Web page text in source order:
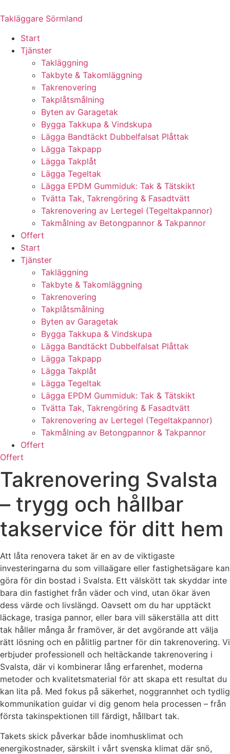
to
Takläggare Sörmland
Start
Tjänster
Takläggning
Takbyte & Takomläggning
Takrenovering
Takplåtsmålning
Byten av Garagetak
Bygga Takkupa & Vindskupa
Lägga Bandtäckt Dubbelfalsat Plåttak
Lägga Takpapp
Lägga Takplåt
Lägga Tegeltak
Lägga EPDM Gummiduk: Tak & Tätskikt
Tvätta Tak, Takrengöring & Fasadtvätt
Takrenovering av Lertegel (Tegeltakpannor)
Takmålning av Betongpannor & Takpannor
Offert
Start
Tjänster
Takläggning
Takbyte & Takomläggning
Takrenovering
Takplåtsmålning
Byten av Garagetak
Bygga Takkupa & Vindskupa
Lägga Bandtäckt Dubbelfalsat Plåttak
Lägga Takpapp
Lägga Takplåt
Lägga Tegeltak
Lägga EPDM Gummiduk: Tak & Tätskikt
Tvätta Tak, Takrengöring & Fasadtvätt
Takrenovering av Lertegel (Tegeltakpannor)
Takmålning av Betongpannor & Takpannor
Offert
Offert
Takrenovering Svalsta
– trygg och hållbar
takservice för ditt hem
Att låta renovera taket är en av de viktigaste
investeringarna du som villaägare eller fastighetsägare kan
göra för din bostad i Svalsta. Ett välskött tak skyddar inte
bara din fastighet från väder och vind, utan ökar även
dess värde och livslängd. Oavsett om du har upptäckt
läckage, trasiga pannor, eller bara vill säkerställa att ditt
tak håller många år framöver, är det avgörande att välja
rätt lösning och en pålitlig partner för din takrenovering. Vi
erbjuder professionell och heltäckande takrenovering i
Svalsta, där vi kombinerar lång erfarenhet, moderna
metoder och kvalitetsmaterial för att skapa ett resultat du
kan lita på. Med fokus på säkerhet, noggrannhet och tydlig
kommunikation guidar vi dig genom hela processen – från
första takinspektionen till färdigt, hållbart tak.
Takets skick påverkar både inomhusklimat och
energikostnader, särskilt i vårt svenska klimat där snö,